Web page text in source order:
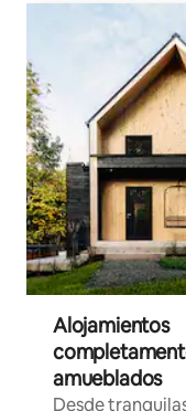
Alojamientos
amueblados
Desde